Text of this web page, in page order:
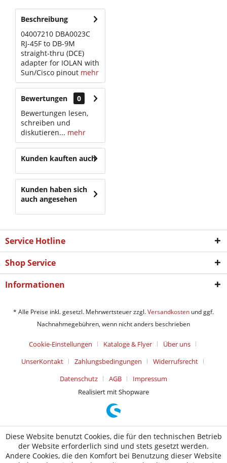
Beschreibung
04007210 DBA0023C
RJ-45F to DB-9M
straight-thru (DCE)
adapter for IOLAN with
Sun/Cisco pinout mehr
Bewertungen
0
Bewertungen lesen,
schreiben und
diskutieren... mehr
Kunden kauften auch
Kunden haben sich
auch angesehen
Service Hotline
Shop Service
Informationen
* Alle Preise inkl. gesetzl. Mehrwertsteuer zzgl.Versandkosten und ggf.
Nachnahmegebühren, wenn nicht anders beschrieben
Cookie-Einstellungen Kataloge & Flyer
Über uns
UnserKontakt
Zahlungsbedingungen
Widerrufsrecht
Datenschutz
AGB
Impressum
Realisiert mit Shopware
Diese Website benutzt Cookies, die für den technischen Betrieb
der Website erforderlich sind und stets gesetzt werden.
Andere Cookies, die den Komfort bei Benutzung dieser Website